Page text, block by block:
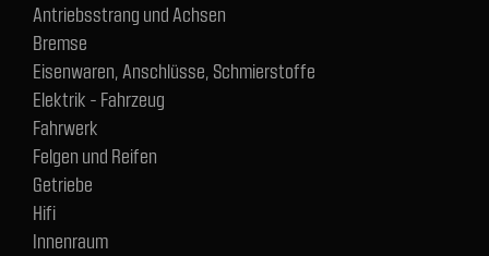
Antriebsstrang und Achsen
Bremse
Eisenwaren, Anschlüsse, Schmierstoffe
Elektrik - Fahrzeug
Fahrwerk
Felgen und Reifen
Getriebe
Hifi
Innenraum